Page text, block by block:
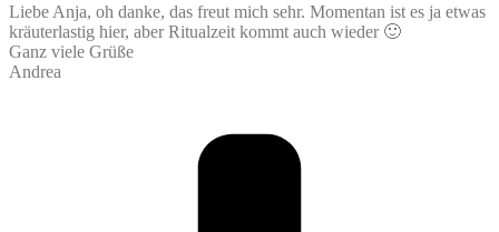
Liebe Anja, oh danke, das freut mich sehr. Momentan ist es ja etwas
kräuterlastig hier, aber Ritualzeit kommt auch wieder 🙂
Ganz viele Grüße
Andrea